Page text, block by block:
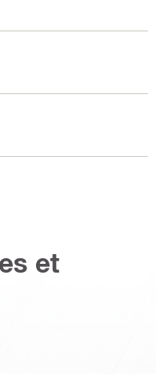
et